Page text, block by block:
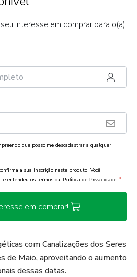
interesse em comprar para o(a)
que posso me descadastrar a qualquer
a sua inscrição neste produto. Você,
entendeu os termos da Política de Privacidade *
em comprar!
com Canalizações dos Seres
de Maio, aproveitando o aumento
dessas datas.